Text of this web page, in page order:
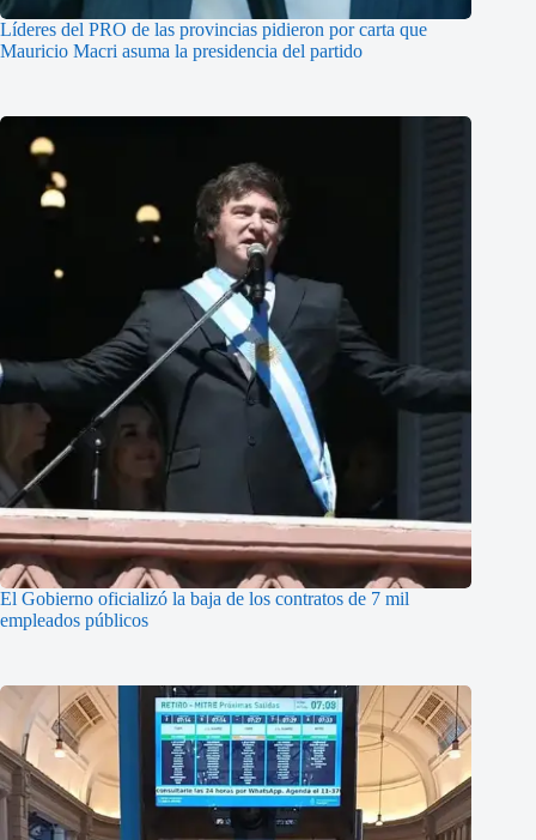
Líderes del PRO de las provincias pidieron por carta que
Mauricio Macri asuma la presidencia del partido
El Gobierno oficializó la baja de los contratos de 7 mil
empleados públicos